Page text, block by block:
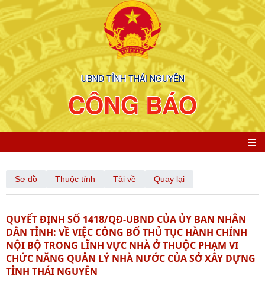
UBND TỈNH THÁI NGUYÊN
CÔNG BÁO
Sơ đồ Thuộc tính Tải về Quay lại
QUYẾT ĐỊNH SỐ 1418/QĐ-UBND CỦA ỦY BAN NHÂN
DÂN TỈNH: VỀ VIỆC CÔNG BỐ THỦ TỤC HÀNH CHÍNH
NỘI BỘ TRONG LĨNH VỰC NHÀ Ở THUỘC PHẠM VI
CHỨC NĂNG QUẢN LÝ NHÀ NƯỚC CỦA SỞ XÂY DỰNG
TỈNH THÁI NGUYÊN